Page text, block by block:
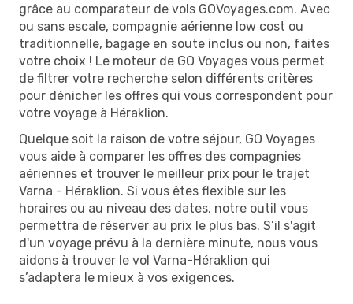
grâce au comparateur de vols GOVoyages.com. Avec
ou sans escale, compagnie aérienne low cost ou
traditionnelle, bagage en soute inclus ou non, faites
votre choix ! Le moteur de GO Voyages vous permet
de filtrer votre recherche selon différents critères
pour dénicher les offres qui vous correspondent pour
votre voyage à Héraklion.
Quelque soit la raison de votre séjour, GO Voyages
vous aide à comparer les offres des compagnies
aériennes et trouver le meilleur prix pour le trajet
Varna - Héraklion. Si vous êtes flexible sur les
horaires ou au niveau des dates, notre outil vous
permettra de réserver au prix le plus bas. S’il s'agit
d'un voyage prévu à la dernière minute, nous vous
aidons à trouver le vol Varna-Héraklion qui
s’adaptera le mieux à vos exigences.